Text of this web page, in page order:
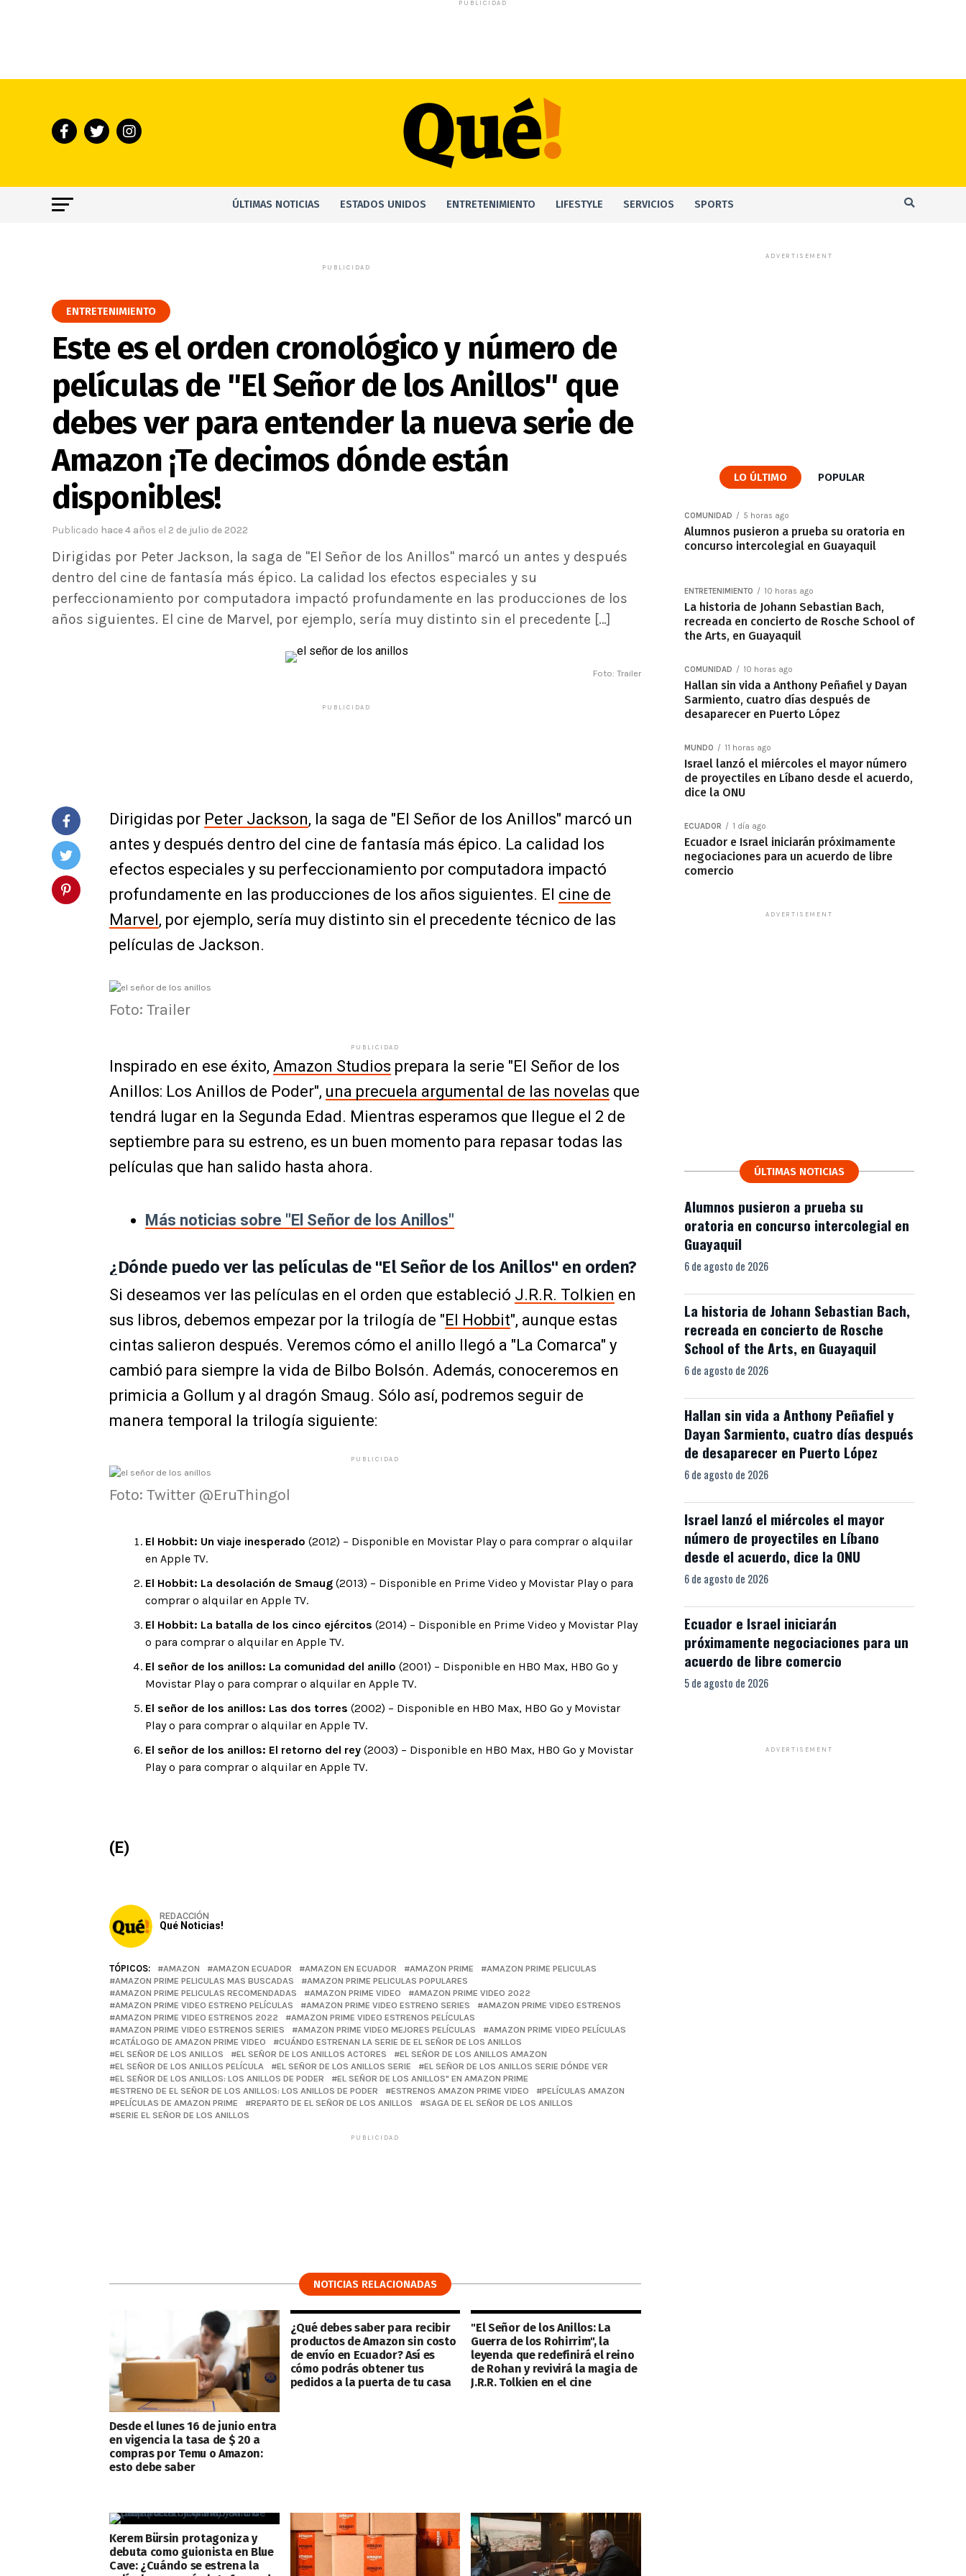
PUBLICIDAD
ÚLTIMAS NOTICIAS ESTADOS UNIDOS ENTRETENIMIENTO LIFESTYLE SERVICIOS SPORTS
PUBLICIDAD
ENTRETENIMIENTO
Este es el orden cronológico y número de
películas de "El Señor de los Anillos" que
debes ver para entender la nueva serie de
Amazon ¡Te decimos dónde están
disponibles!
Publicado hace 4 años el 2 de julio de 2022
Dirigidas por Peter Jackson, la saga de "El Señor de los Anillos" marcó un antes y después
dentro del cine de fantasía más épico. La calidad los efectos especiales y su
perfeccionamiento por computadora impactó profundamente en las producciones de los
años siguientes. El cine de Marvel, por ejemplo, sería muy distinto sin el precedente […]
Foto: Trailer
PUBLICIDAD
Dirigidas por Peter Jackson, la saga de "El Señor de los Anillos" marcó un
antes y después dentro del cine de fantasía más épico. La calidad los
efectos especiales y su perfeccionamiento por computadora impactó
profundamente en las producciones de los años siguientes. El cine de
Marvel, por ejemplo, sería muy distinto sin el precedente técnico de las
películas de Jackson.
Foto: Trailer
PUBLICIDAD
Inspirado en ese éxito, Amazon Studios prepara la serie "El Señor de los
Anillos: Los Anillos de Poder", una precuela argumental de las novelas que
tendrá lugar en la Segunda Edad. Mientras esperamos que llegue el 2 de
septiembre para su estreno, es un buen momento para repasar todas las
películas que han salido hasta ahora.
Más noticias sobre "El Señor de los Anillos"
¿Dónde puedo ver las películas de "El Señor de los Anillos" en orden?
Si deseamos ver las películas en el orden que estableció J.R.R. Tolkien en
sus libros, debemos empezar por la trilogía de "El Hobbit", aunque estas
cintas salieron después. Veremos cómo el anillo llegó a "La Comarca" y
cambió para siempre la vida de Bilbo Bolsón. Además, conoceremos en
primicia a Gollum y al dragón Smaug. Sólo así, podremos seguir de
manera temporal la trilogía siguiente:
PUBLICIDAD
Foto: Twitter @EruThingol
El Hobbit: Un viaje inesperado (2012) – Disponible en Movistar Play o para comprar o alquilar
en Apple TV.
El Hobbit: La desolación de Smaug (2013) – Disponible en Prime Video y Movistar Play o para
comprar o alquilar en Apple TV.
El Hobbit: La batalla de los cinco ejércitos (2014) – Disponible en Prime Video y Movistar Play
o para comprar o alquilar en Apple TV.
El señor de los anillos: La comunidad del anillo (2001) – Disponible en HBO Max, HBO Go y
Movistar Play o para comprar o alquilar en Apple TV.
El señor de los anillos: Las dos torres (2002) – Disponible en HBO Max, HBO Go y Movistar
Play o para comprar o alquilar en Apple TV.
El señor de los anillos: El retorno del rey (2003) – Disponible en HBO Max, HBO Go y Movistar
Play o para comprar o alquilar en Apple TV.
(E)
REDACCIÓN
Qué Noticias!
TÓPICOS: AMAZON AMAZON ECUADOR AMAZON EN ECUADOR AMAZON PRIME
AMAZON PRIME PELICULAS
AMAZON PRIME PELICULAS MAS BUSCADAS
AMAZON PRIME PELICULAS POPULARES
AMAZON PRIME PELICULAS RECOMENDADAS
AMAZON PRIME VIDEO
AMAZON PRIME VIDEO 2022
AMAZON PRIME VIDEO ESTRENO PELÍCULAS
AMAZON PRIME VIDEO ESTRENO SERIES
AMAZON PRIME VIDEO ESTRENOS
AMAZON PRIME VIDEO ESTRENOS 2022
AMAZON PRIME VIDEO ESTRENOS PELÍCULAS
AMAZON PRIME VIDEO ESTRENOS SERIES
AMAZON PRIME VIDEO MEJORES PELÍCULAS
AMAZON PRIME VIDEO PELÍCULAS
CATÁLOGO DE AMAZON PRIME VIDEO
CUÁNDO ESTRENAN LA SERIE DE EL SEÑOR DE LOS ANILLOS
EL SEÑOR DE LOS ANILLOS
EL SEÑOR DE LOS ANILLOS ACTORES
EL SEÑOR DE LOS ANILLOS AMAZON
EL SEÑOR DE LOS ANILLOS PELÍCULA
EL SEÑOR DE LOS ANILLOS SERIE
EL SEÑOR DE LOS ANILLOS SERIE DÓNDE VER
EL SEÑOR DE LOS ANILLOS: LOS ANILLOS DE PODER
EL SEÑOR DE LOS ANILLOS" EN AMAZON PRIME
ESTRENO DE EL SEÑOR DE LOS ANILLOS: LOS ANILLOS DE PODER
ESTRENOS AMAZON PRIME VIDEO
PELÍCULAS AMAZON
PELÍCULAS DE AMAZON PRIME
REPARTO DE EL SEÑOR DE LOS ANILLOS
SAGA DE EL SEÑOR DE LOS ANILLOS
SERIE EL SEÑOR DE LOS ANILLOS
PUBLICIDAD
NOTICIAS RELACIONADAS
Desde el lunes 16 de junio entra
en vigencia la tasa de $ 20 a
compras por Temu o Amazon:
esto debe saber
¿Qué debes saber para recibir
productos de Amazon sin costo
de envío en Ecuador? Así es
cómo podrás obtener tus
pedidos a la puerta de tu casa
"El Señor de los Anillos: La
Guerra de los Rohirrim", la
leyenda que redefinirá el reino
de Rohan y revivirá la magia de
J.R.R. Tolkien en el cine
Kerem Bürsin protagoniza y
debuta como guionista en Blue
Cave: ¿Cuándo se estrena la
ADVERTISEMENT
LO ÚLTIMO POPULAR
COMUNIDAD 5 horas ago
Alumnos pusieron a prueba su oratoria en
concurso intercolegial en Guayaquil
ENTRETENIMIENTO 10 horas ago
La historia de Johann Sebastian Bach,
recreada en concierto de Rosche School of
the Arts, en Guayaquil
COMUNIDAD 10 horas ago
Hallan sin vida a Anthony Peñafiel y Dayan
Sarmiento, cuatro días después de
desaparecer en Puerto López
MUNDO 11 horas ago
Israel lanzó el miércoles el mayor número
de proyectiles en Líbano desde el acuerdo,
dice la ONU
ECUADOR 1 día ago
Ecuador e Israel iniciarán próximamente
negociaciones para un acuerdo de libre
comercio
ADVERTISEMENT
ÚLTIMAS NOTICIAS
Alumnos pusieron a prueba su
oratoria en concurso intercolegial en
Guayaquil
6 de agosto de 2026
La historia de Johann Sebastian Bach,
recreada en concierto de Rosche
School of the Arts, en Guayaquil
6 de agosto de 2026
Hallan sin vida a Anthony Peñafiel y
Dayan Sarmiento, cuatro días después
de desaparecer en Puerto López
6 de agosto de 2026
Israel lanzó el miércoles el mayor
número de proyectiles en Líbano
desde el acuerdo, dice la ONU
6 de agosto de 2026
Ecuador e Israel iniciarán
próximamente negociaciones para un
acuerdo de libre comercio
5 de agosto de 2026
ADVERTISEMENT